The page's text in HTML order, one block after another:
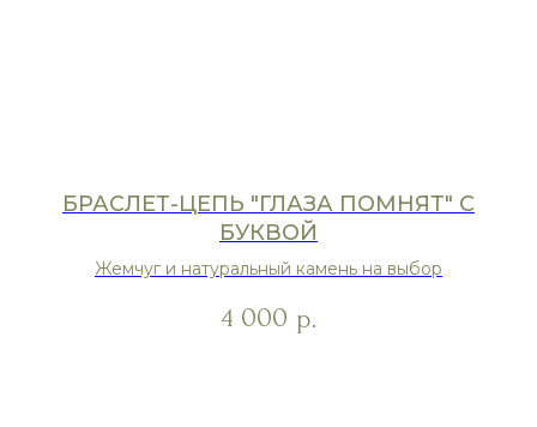
БРАСЛЕТ-ЦЕПЬ "ГЛАЗА ПОМНЯТ" С
БУКВОЙ
Жемчуг и натуральный камень на выбор
4 000 р.